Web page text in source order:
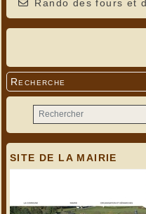
Rando des fours et
Recherche
SITE DE LA MAIRIE